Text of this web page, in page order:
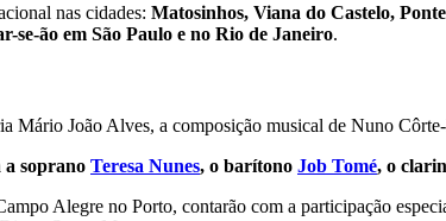
nas cidades: Matosinhos, Viana do Castelo,
se-ão em São Paulo e no Rio de Janeiro.
Mário João Alves, a composição musical de Nuno
a soprano Teresa Nunes, o barítono Job Tomé, o
Alegre no Porto, contarão com a participação